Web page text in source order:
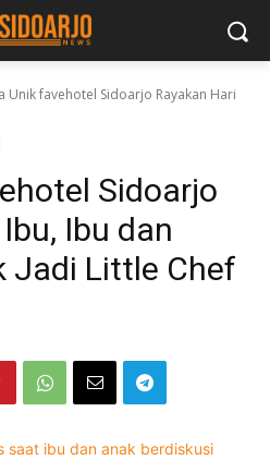
Unik favehotel Sidoarjo Rayakan Hari
Sidoarjo
Ibu dan
Jadi Little Chef